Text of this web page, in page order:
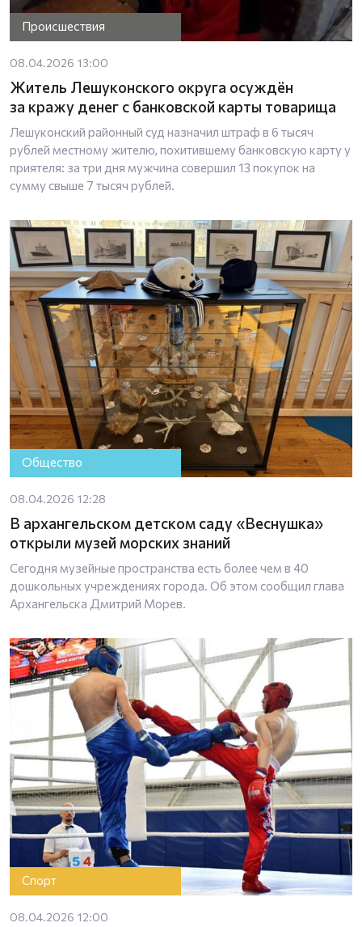
Происшествия
08.04.2026 13:00
Житель Лешуконского округа осуждён
за кражу денег с банковской карты товарища
Лешуконский районный суд назначил штраф в 6 тысяч
рублей местному жителю, похитившему банковскую карту у
приятеля: за три дня мужчина совершил 13 покупок на
сумму свыше 7 тысяч рублей.
Общество
08.04.2026 12:28
В архангельском детском саду «Веснушка»
открыли музей морских знаний
Сегодня музейные пространства есть более чем в 40
дошкольных учреждениях города. Об этом сообщил глава
Архангельска Дмитрий Морев.
Спорт
08.04.2026 12:00